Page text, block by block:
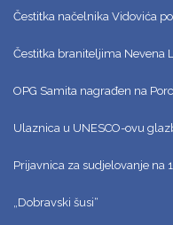
Čestitka načelnika Vidovića
Čestitka braniteljima Nevena
OPG Samita nagrađen na
Ulaznica u UNESCO-ovu
Prijavnica za sudjelovanje na
„Dobravski šusi“